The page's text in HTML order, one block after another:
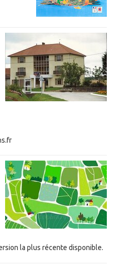
la plus récente disponible.